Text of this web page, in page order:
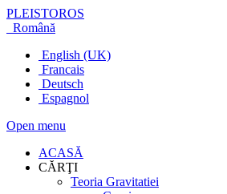
PLEISTOROS
Română
English (UK)
Francais
Deutsch
Espagnol
Open menu
ACASĂ
CĂRŢI
Teoria Gravitatiei